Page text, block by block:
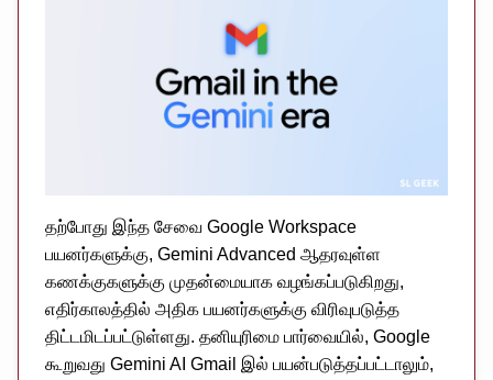
தற்போது இந்த சேவை Google Workspace
பயனர்களுக்கு, Gemini Advanced ஆதரவுள்ள
கணக்குகளுக்கு முதன்மையாக வழங்கப்படுகிறது,
எதிர்காலத்தில் அதிக பயனர்களுக்கு விரிவுபடுத்த
திட்டமிடப்பட்டுள்ளது. தனியுரிமை பார்வையில், Google
கூறுவது Gemini AI Gmail இல் பயன்படுத்தப்பட்டாலும்,